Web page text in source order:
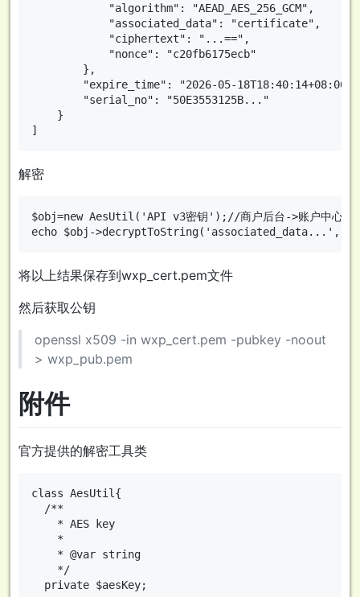
            "algorithm": "AEAD_AES_256_GCM",
            "associated_data": "certificate",
            "ciphertext": "...==",
            "nonce": "c20fb6175ecb"
        },
        "expire_time": "2026-05-18T18:40:14+08:00",
        "serial_no": "50E3553125B..."
    }
解密
$obj=new AesUtil('API v3密钥');//商户后台->账户中心-
将以上结果保存到wxp_cert.pem文件
然后获取公钥
openssl x509 -in wxp_cert.pem -pubkey -noout
> wxp_pub.pem
附件
官方提供的解密工具类
class AesUtil{
  /**
    * AES key
    *
    * @var string
    */
  private $aesKey;